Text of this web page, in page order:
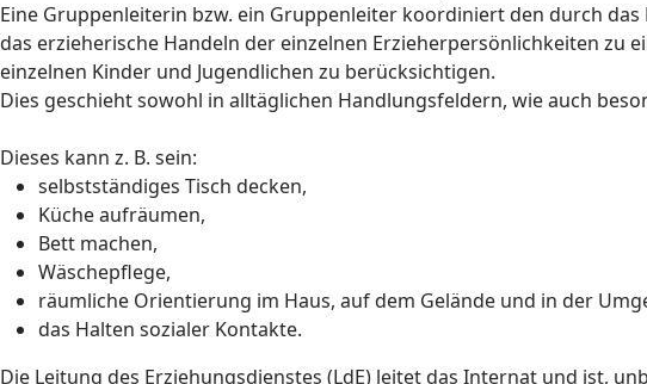
Eine Gruppenleiterin bzw. ein Gruppenleiter koordiniert den durch
das erzieherische Handeln der einzelnen Erzieherpersönlichkeiten
einzelnen Kinder und Jugendlichen zu berücksichtigen.
Dies geschieht sowohl in alltäglichen Handlungsfeldern, wie auch
Dieses kann z. B. sein:
selbstständiges Tisch decken,
Küche aufräumen,
Bett machen,
Wäschepflege,
räumliche Orientierung im Haus, auf dem Gelände und in der
das Halten sozialer Kontakte.
Die Leitung des Erziehungsdienstes (LdE) leitet das Internat und ist,